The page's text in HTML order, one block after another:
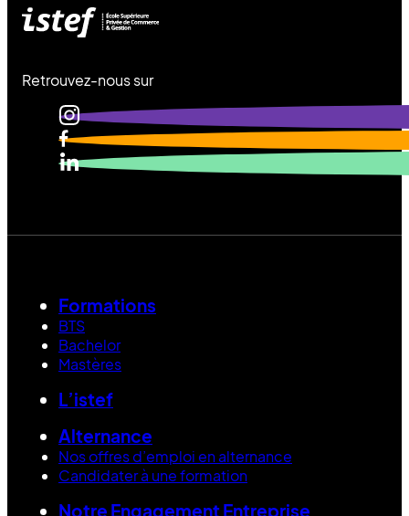
Retrouvez-nous sur
Formations
BTS
Bachelor
Mastères
L’istef
Alternance
Nos offres d’emploi en alternance
Candidater à une formation
Notre Engagement Entreprise